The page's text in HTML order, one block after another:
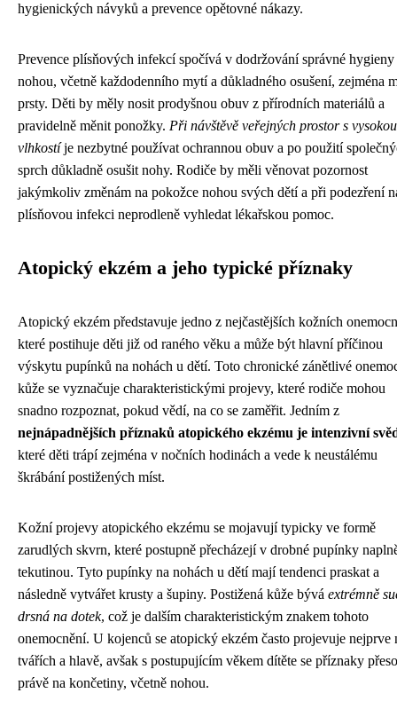
hygienických návyků a prevence opětovné nákazy.
Prevence plísňových infekcí spočívá v dodržování správné hygieny
nohou, včetně každodenního mytí a důkladného osušení, zejména
prsty. Děti by měly nosit prodyšnou obuv z přírodních materiálů a
pravidelně měnit ponožky. Při návštěvě veřejných prostor s vysokou
vlhkostíje nezbytné používat ochrannou obuv a po použití
sprch důkladně osušit nohy. Rodiče by měli věnovat pozornost
jakýmkoliv změnám na pokožce nohou svých dětí a při podezření
plísňovou infekci neprodleně vyhledat lékařskou pomoc.
Atopický ekzém a jeho typické příznaky
Atopický ekzém představuje jedno z nejčastějších kožních
které postihuje děti již od raného věku a může být hlavní příčinou
výskytu pupínků na nohách u dětí. Toto chronické zánětlivé
kůže se vyznačuje charakteristickými projevy, které rodiče mohou
snadno rozpoznat, pokud vědí, na co se zaměřit. Jedním z
nejnápadnějších příznaků atopického ekzému je intenzivní
které děti trápí zejména v nočních hodinách a vede k neustálému
škrábání postižených míst.
Kožní projevy atopického ekzému se mojavují typicky ve formě
zarudlých skvrn, které postupně přecházejí v drobné pupínky
tekutinou. Tyto pupínky na nohách u dětí mají tendenci praskat a
následně vytvářet krusty a šupiny. Postižená kůže bývá extrémně
drsná na dotek, což je dalším charakteristickým znakem tohoto
onemocnění. U kojenců se atopický ekzém často projevuje nejprve
tvářích a hlavě, avšak s postupujícím věkem dítěte se příznaky
právě na končetiny, včetně nohou.